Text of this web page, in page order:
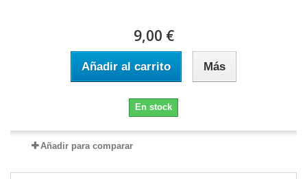
9,00 €
Añadir al carrito Más
En stock
Añadir para comparar